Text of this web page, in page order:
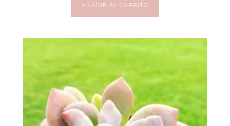
AÑADIR AL CARRITO